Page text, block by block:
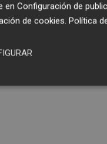
en Configuración de
de cookies. Política